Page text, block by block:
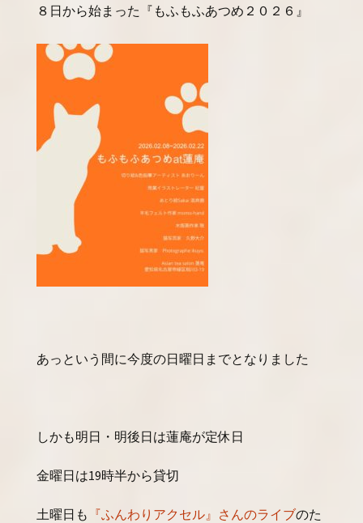
８日から始まった『もふもふあつめ２０２６』
あっという間に今度の日曜日までとなりました
しかも明日・明後日は蓮庵が定休日
金曜日は19時半から貸切
土曜日も 『ふんわりアクセル』さんのライブのた